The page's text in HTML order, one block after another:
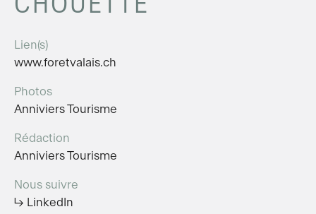
Lien(s)
www.foretvalais.ch
Photos
Anniviers Tourisme
Rédaction
Anniviers Tourisme
Nous suivre
↳ LinkedIn